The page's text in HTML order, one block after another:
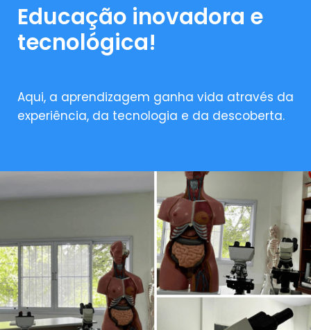
Educação inovadora e
tecnológica!
Aqui, a aprendizagem ganha vida através da
experiência, da tecnologia e da descoberta.